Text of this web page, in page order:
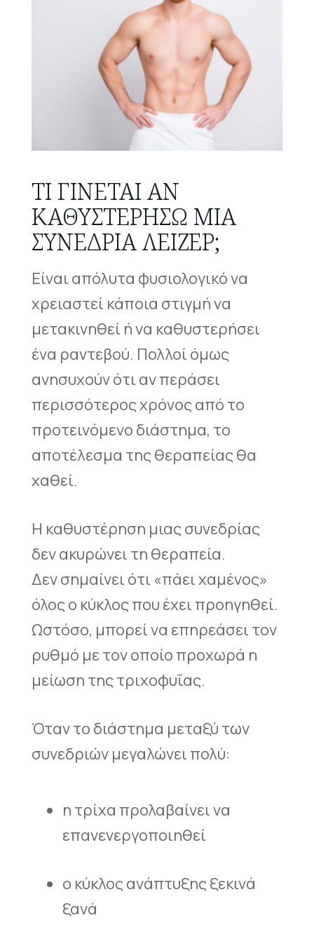
ΤΙ ΓΊΝΕΤΑΙ ΑΝ
ΚΑΘΥΣΤΕΡΉΣΩ ΜΙΑ
ΣΥΝΕΔΡΊΑ ΛΕΙΖΕΡ;
Είναι απόλυτα φυσιολογικό να
χρειαστεί κάποια στιγμή να
μετακινηθεί ή να καθυστερήσει
ένα ραντεβού. Πολλοί όμως
ανησυχούν ότι αν περάσει
περισσότερος χρόνος από το
προτεινόμενο διάστημα, το
αποτέλεσμα της θεραπείας θα
χαθεί.
Η καθυστέρηση μιας συνεδρίας
δεν ακυρώνει τη θεραπεία.
Δεν σημαίνει ότι «πάει χαμένος»
όλος ο κύκλος που έχει προηγηθεί.
Ωστόσο, μπορεί να επηρεάσει τον
ρυθμό με τον οποίο προχωρά η
μείωση της τριχοφυΐας.
Όταν το διάστημα μεταξύ των
συνεδριών μεγαλώνει πολύ:
η τρίχα προλαβαίνει να
επανενεργοποιηθεί
ο κύκλος ανάπτυξης ξεκινά
ξανά